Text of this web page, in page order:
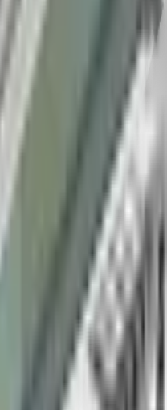
светильников?
LED-светильников?
для высоких
для
в России.
освещение.